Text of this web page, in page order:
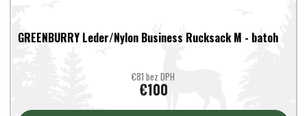
GREENBURRY Leder/Nylon Business Rucksack M - batoh
€81 bez DPH
€100